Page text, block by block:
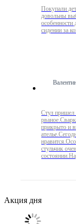
Покупали
довольны
особенности
сидении за
Стул пришел
прикрыто и
стульчик
Акция дня